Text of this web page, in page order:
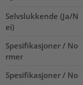
Selvslukkende (Ja/N
ei)
Spesifikasjoner / No
rmer
Spesifikasjoner / No